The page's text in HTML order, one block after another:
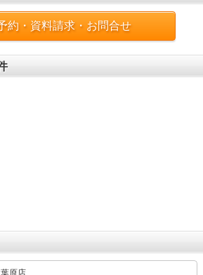
約・資料請求・お問合せ
原店